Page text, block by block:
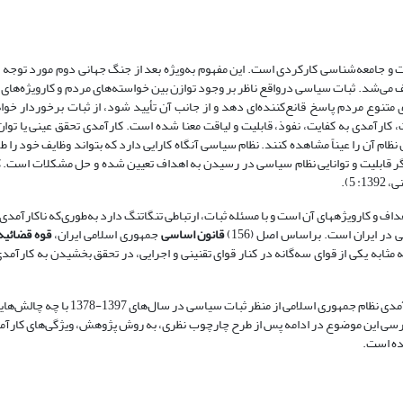
جامعه‌شناسی کارکردی است. این مفهوم به‌ویژه بعد از جنگ جهانی دوم مورد
سیاسی تعریف می‌شد. ثبات سیاسی در‌واقع ناظر بر وجود توازن بین خواسته‌های مردم و
مردم پاسخ قانع‌کننده‌ای دهد و از جانب آن تأیید شود، از ثبات برخوردار
به کفایت، نفوذ، قابلیت و لیاقت معنا شده است. کارآمدی تحقق عینی یا
را عیناً مشاهده کنند. نظام سیاسی آنگاه کارایی دارد که بتواند وظایف خود را
قابلیت و توانایی نظام سیاسی در رسیدن به اهداف تعیین شده و حل مشکلات است.
5).
و کارویژه­های آن است و با مسئله ثبات، ارتباطی تنگاتنگ دارد به‌طوری‌که
در ایران است. براساس اصل (156) قانون اساسیجمهوری اسلامی ایران،قوه
یکی از قوای سه‌گانه در کنار قوای تقنینی و اجرایی، در تحقق بخشیدن به
ازاین‌رو این نوشتار به دنبال پاسخ به آن سؤال است که قوه قضائیه در حوزه
این موضوع در ادامه پس از طرح چارچوب نظری، به روش پژوهش، ویژگی‌های
است.